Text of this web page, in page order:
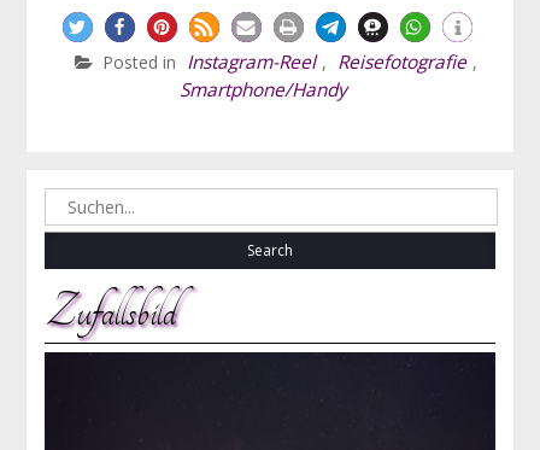
Posted in Instagram-Reel , Reisefotografie ,
Smartphone/Handy
Search
for:
Zufallsbild